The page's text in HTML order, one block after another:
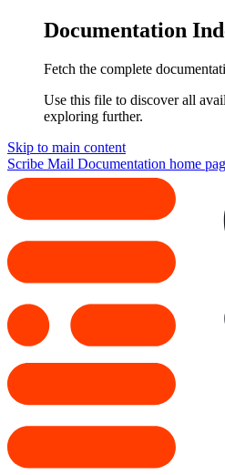
Documentation
Fetch the complete
Use this file to discover all
exploring further.
Skip to main content
Scribe Mail Documentation home